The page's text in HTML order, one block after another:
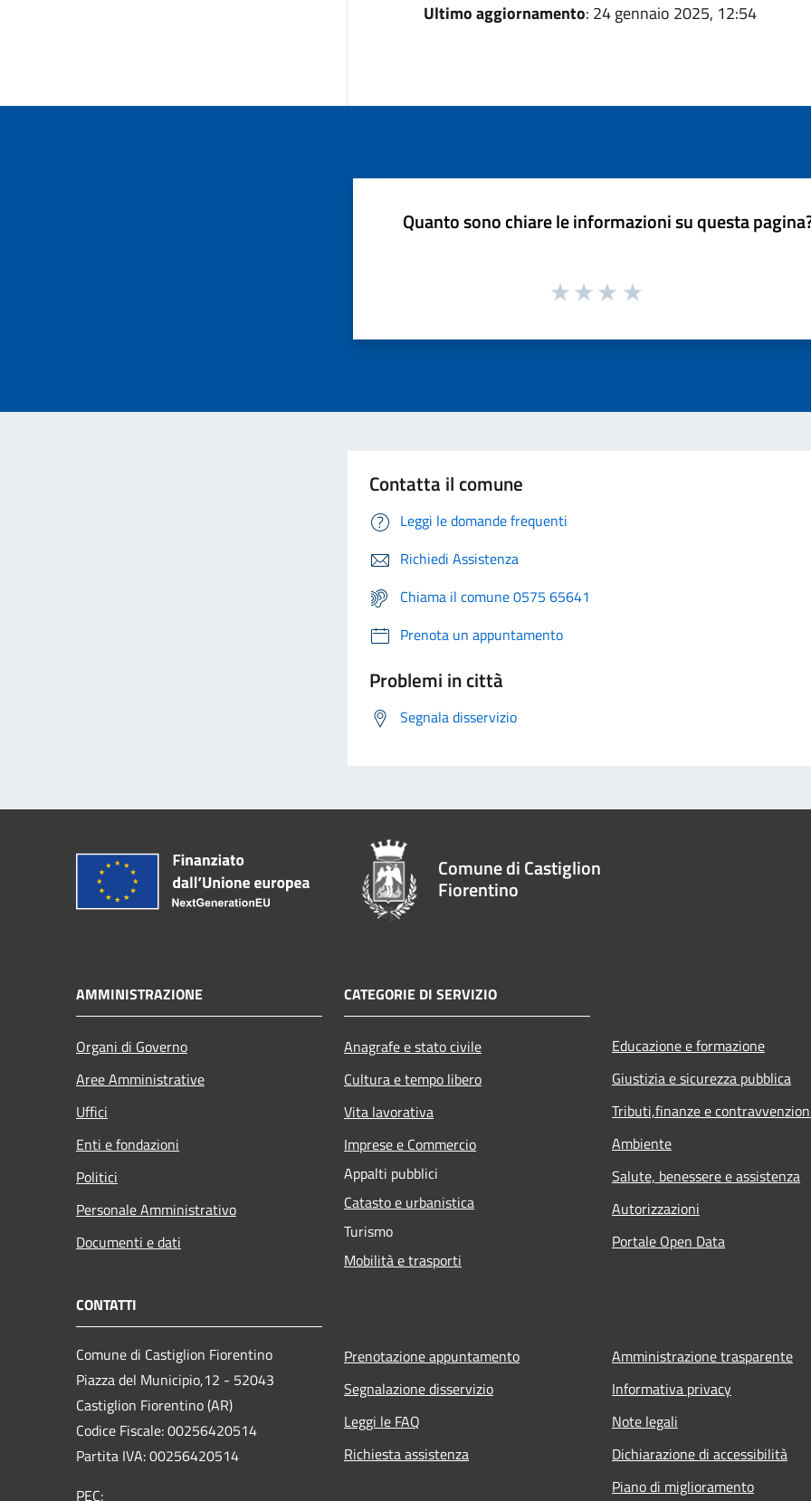
Ultimo aggiornamento: 24 gennaio 2025, 12:54
Quanto sono chiare le informazioni su questa
Contatta il comune
Leggi le domande frequenti
Richiedi Assistenza
Chiama il comune 0575 65641
Prenota un appuntamento
Problemi in città
Segnala disservizio
Comune di Castiglion
Fiorentino
AMMINISTRAZIONE
Organi di Governo
Aree Amministrative
Uffici
Enti e fondazioni
Politici
Personale Amministrativo
Documenti e dati
CATEGORIE DI SERVIZIO
Anagrafe e stato civile
Cultura e tempo libero
Vita lavorativa
Imprese e Commercio
Appalti pubblici
Catasto e urbanistica
Turismo
Mobilità e trasporti
Educazione e formazione
Giustizia e sicurezza pubblica
Tributi,finanze e
Ambiente
Salute, benessere e assistenza
Autorizzazioni
Portale Open Data
CONTATTI
Comune di Castiglion Fiorentino
Piazza del Municipio,12 - 52043
Castiglion Fiorentino (AR)
Codice Fiscale: 00256420514
Partita IVA: 00256420514
PEC:
Prenotazione appuntamento
Segnalazione disservizio
Leggi le FAQ
Richiesta assistenza
Amministrazione trasparente
Informativa privacy
Note legali
Dichiarazione di accessibilità
Piano di miglioramento